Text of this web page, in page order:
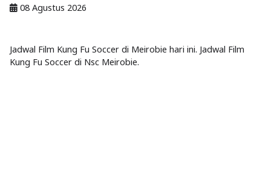
08 Agustus 2026
Jadwal Film Kung Fu Soccer di Meirobie hari ini. Jadwal Film
Kung Fu Soccer di Nsc Meirobie.